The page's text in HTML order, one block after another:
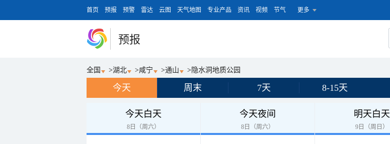
首页 预报 预警 雷达 云图 天气地图 专业产品 资讯 视频 节气 更多
预报
全国 >湖北 >咸宁 >通山 > 隐水洞地质公园
今天 周末 7天 8-15天
今天白天
8日（周六）
今天夜间
8日（周六）
明天白天
9日（周日）